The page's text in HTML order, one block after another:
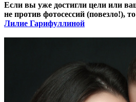
Если вы уже достигли цели или
не против фотосессий (повезло!),
Лилие Гарифуллиной